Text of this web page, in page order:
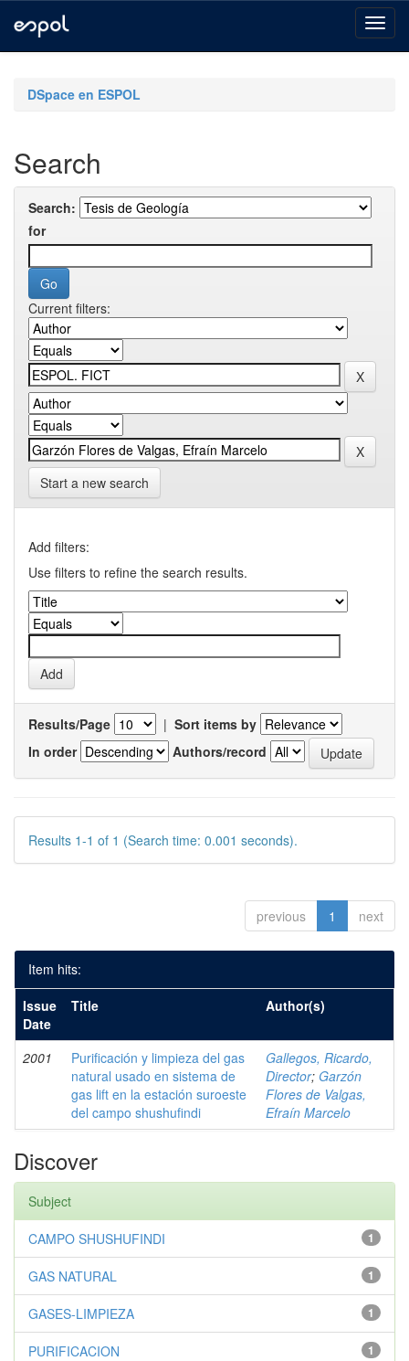
navigationDSpace en ESPOL
Search
Search:
for
Current filters:
Start a new search
Add filters:
Use filters to refine the search results.
Results/Page | Sort items by
In order
Authors/record
Results 1-1 of 1 (Search time: 0.001 seconds).
previous 1 next
Item hits:
Issue
Date
Title Author(s)
2001
Purificación y limpieza del gas
natural usado en sistema de
gas lift en la estación suroeste
del campo shushufindi
Gallegos, Ricardo,
Director; Garzón
Flores de Valgas,
Efraín Marcelo
Discover
Subject
1
CAMPO SHUSHUFINDI
1
GAS NATURAL
1
GASES-LIMPIEZA
1
PURIFICACION